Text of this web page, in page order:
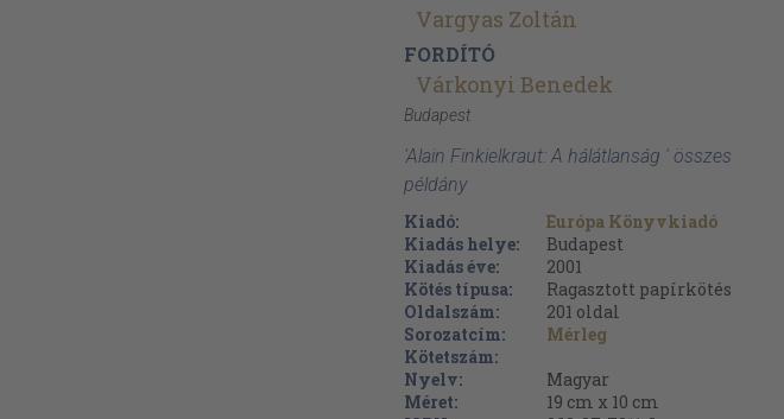
Vargyas Zoltán
FORDÍTÓ
Várkonyi Benedek
Budapest
'Alain Finkielkraut: A hálátlanság ' összes
példány
Kiadó:
Európa Könyvkiadó
Kiadás helye:
Budapest
Kiadás éve:
2001
Kötés típusa:
Ragasztott papírkötés
Oldalszám:
201 oldal
Sorozatcím:
Mérleg
Kötetszám:
Nyelv:
Magyar
Méret:
19 cm x 10 cm